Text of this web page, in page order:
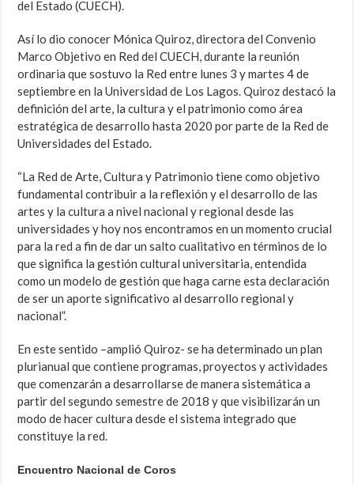
del Estado (CUECH).
Así lo dio conocer Mónica Quiroz, directora del Convenio
Marco Objetivo en Red del CUECH, durante la reunión
ordinaria que sostuvo la Red entre lunes 3 y martes 4 de
septiembre en la Universidad de Los Lagos. Quiroz destacó la
definición del arte, la cultura y el patrimonio como área
estratégica de desarrollo hasta 2020 por parte de la Red de
Universidades del Estado.
“La Red de Arte, Cultura y Patrimonio tiene como objetivo
fundamental contribuir a la reflexión y el desarrollo de las
artes y la cultura a nivel nacional y regional desde las
universidades y hoy nos encontramos en un momento crucial
para la red a fin de dar un salto cualitativo en términos de lo
que significa la gestión cultural universitaria, entendida
como un modelo de gestión que haga carne esta declaración
de ser un aporte significativo al desarrollo regional y
nacional”.
En este sentido –amplió Quiroz- se ha determinado un plan
plurianual que contiene programas, proyectos y actividades
que comenzarán a desarrollarse de manera sistemática a
partir del segundo semestre de 2018 y que visibilizarán un
modo de hacer cultura desde el sistema integrado que
constituye la red.
Encuentro Nacional de Coros